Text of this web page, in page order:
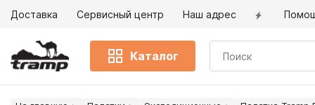
Доставка Сервисный центр Наш адрес
Каталог